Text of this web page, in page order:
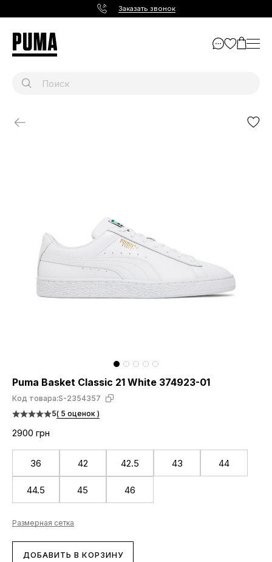
Заказать звонок
Puma Basket Classic 21 White 374923-01
Код товара:S-2354357
5( 5 оценок )
2900 грн
36 42 42.5 43 44
44.5 45 46
Размерная сетка
ДОБАВИТЬ В КОРЗИНУ